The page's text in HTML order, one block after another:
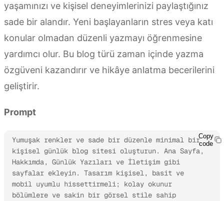
yaşamınızı ve kişisel deneyimlerinizi paylaştığınız
sade bir alandır. Yeni başlayanların stres veya katı
konular olmadan düzenli yazmayı öğrenmesine
yardımcı olur. Bu blog türü zaman içinde yazma
özgüveni kazandırır ve hikâye anlatma becerilerini
geliştirir.
Prompt
Yumuşak renkler ve sade bir düzenle minimal bir
kişisel günlük blog sitesi oluşturun. Ana Sayfa,
Hakkımda, Günlük Yazıları ve İletişim gibi
sayfalar ekleyin. Tasarım kişisel, basit ve
mobil uyumlu hissettirmeli; kolay okunur
bölümlere ve sakin bir görsel stile sahip
Copy
code